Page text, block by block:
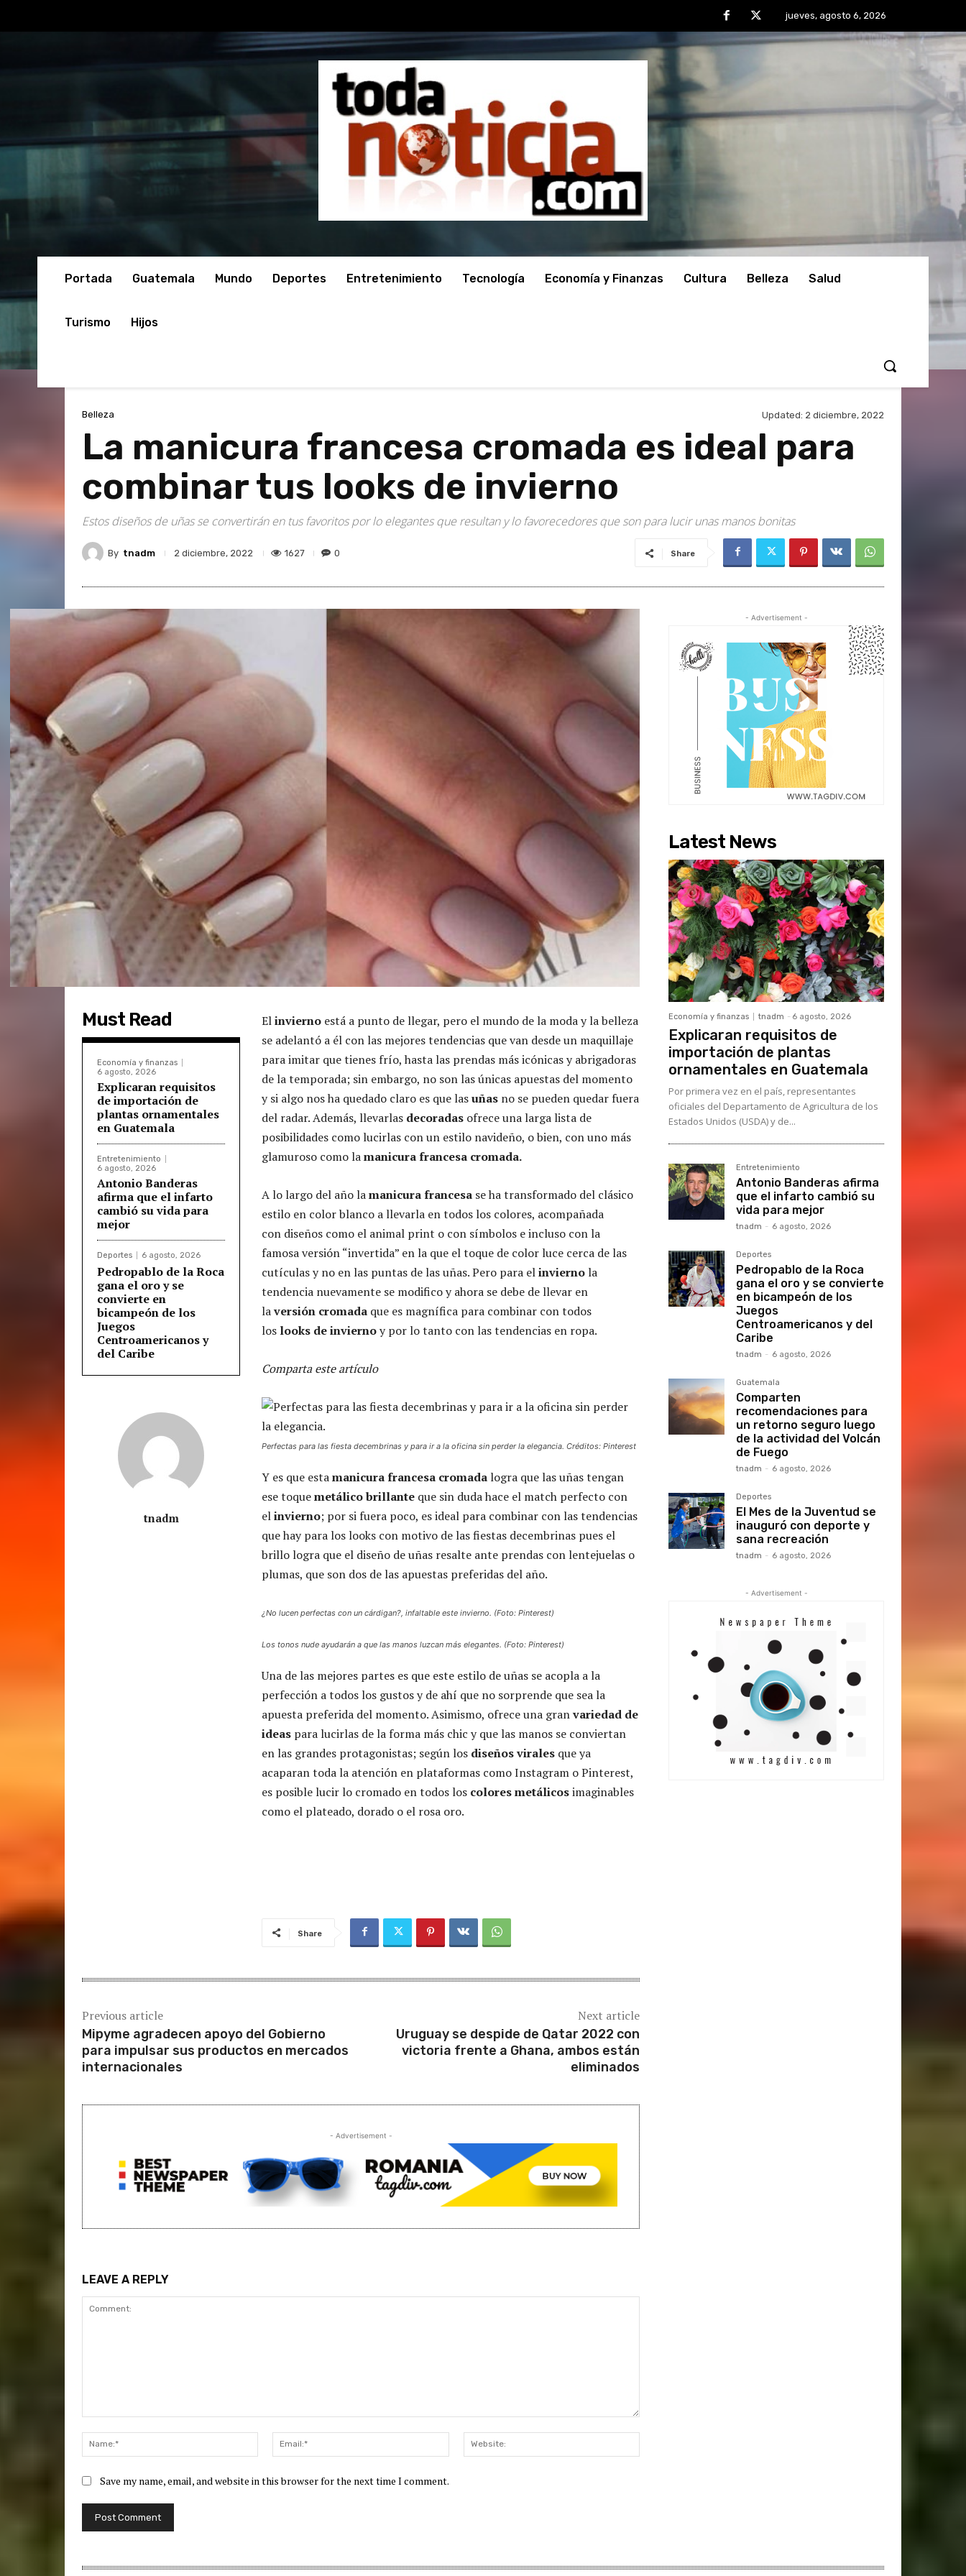
jueves, agosto 6, 2026
Portada Guatemala Mundo Deportes Entretenimiento Tecnología Economía y Finanzas Cultura Belleza Salud
Turismo Hijos
Belleza Updated: 2 diciembre, 2022
La manicura francesa cromada es ideal para
combinar tus looks de invierno
Estos diseños de uñas se convertirán en tus favoritos por lo elegantes que resultan y lo favorecedores que son para lucir unas manos bonitas
By tnadm 2 diciembre, 2022 1627 0 Share
Must Read
Economía y finanzas
6 agosto, 2026
Explicaran requisitos
de importación de
plantas ornamentales
en Guatemala
Entretenimiento
6 agosto, 2026
Antonio Banderas
afirma que el infarto
cambió su vida para
mejor
Deportes 6 agosto, 2026
Pedropablo de la Roca
gana el oro y se
convierte en
bicampeón de los
Juegos
Centroamericanos y
del Caribe
tnadm
Elinvierno está a punto de llegar, pero el mundo de la moda y la belleza
se adelantó a él con las mejores tendencias que van desde un maquillaje
para imitar que tienes frío, hasta las prendas más icónicas y abrigadoras
de la temporada; sin embargo, no son las únicas apuestas del momento
y si algo nos ha quedado claro es que lasuñas no se pueden quedar fuera
del radar. Además, llevarlas decoradas ofrece una larga lista de
posibilidades como lucirlas con un estilo navideño, o bien, con uno más
glamuroso como lamanicura francesa cromada.
A lo largo del año lamanicura francesa se ha transformado del clásico
estilo en color blanco a llevarla en todos los colores, acompañada
con diseños como el animal print o con símbolos e incluso con la
famosa versión “invertida” en la que el toque de color luce cerca de las
cutículas y no en las puntas de las uñas. Pero para elinvierno la
tendencia nuevamente se modifico y ahora se debe de llevar en
laversión cromada que es magnífica para combinar con todos
los looks de inviernoy por lo tanto con las tendencias en ropa.
Comparta este artículo
Perfectas para las fiesta decembrinas y para ir a la oficina sin perder la elegancia. Créditos: Pinterest
Y es que estamanicura francesa cromada logra que las uñas tengan
ese toquemetálico brillante que sin duda hace el match perfecto con
elinvierno; por si fuera poco, es ideal para combinar con las tendencias
que hay para los looks con motivo de las fiestas decembrinas pues el
brillo logra que el diseño de uñas resalte ante prendas con lentejuelas o
plumas, que son dos de las apuestas preferidas del año.
¿No lucen perfectas con un cárdigan?, infaltable este invierno. (Foto: Pinterest)
Los tonos nude ayudarán a que las manos luzcan más elegantes. (Foto: Pinterest)
Una de las mejores partes es que este estilo de uñas se acopla a la
perfección a todos los gustos y de ahí que no sorprende que sea la
apuesta preferida del momento. Asimismo, ofrece una granvariedad de
ideas para lucirlas de la forma más chic y que las manos se conviertan
en las grandes protagonistas; según los diseños virales que ya
acaparan toda la atención en plataformas como Instagram o Pinterest,
es posible lucir lo cromado en todos los colores metálicosimaginables
como el plateado, dorado o el rosa oro.
Share
Previous article
Mipyme agradecen apoyo del Gobierno
para impulsar sus productos en mercados
internacionales
Next article
Uruguay se despide de Qatar 2022 con
victoria frente a Ghana, ambos están
eliminados
- Advertisement -
LEAVE A REPLY
Name:*
Email:*
Save my name, email, and website in this browser for the next time I comment.
- Advertisement -
Latest News
Economía y finanzas tnadm - 6 agosto, 2026
Explicaran requisitos de
importación de plantas
ornamentales en Guatemala
Por primera vez en el país, representantes
oficiales del Departamento de Agricultura de los
Estados Unidos (USDA) y de...
Entretenimiento
Antonio Banderas afirma
que el infarto cambió su
vida para mejor
tnadm - 6 agosto, 2026
Deportes
Pedropablo de la Roca
gana el oro y se convierte
en bicampeón de los
Juegos
Centroamericanos y del
Caribe
tnadm - 6 agosto, 2026
Guatemala
Comparten
recomendaciones para
un retorno seguro luego
de la actividad del Volcán
de Fuego
tnadm - 6 agosto, 2026
Deportes
El Mes de la Juventud se
inauguró con deporte y
sana recreación
tnadm - 6 agosto, 2026
- Advertisement -